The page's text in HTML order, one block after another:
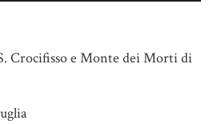
Crocifisso e Monte dei Morti di